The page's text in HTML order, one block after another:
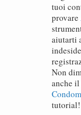
tuoi
provare
aiutarti
Non
anche il
tutorial!